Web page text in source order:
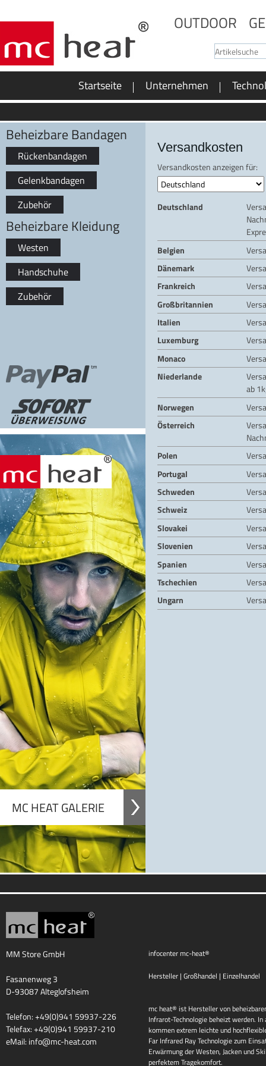
OUTDOOR
Startseite Unternehmen
Versandkosten
Versandkosten anzeigen für:
Deutschland
Belgien
Dänemark
Frankreich
Großbritannien
Italien
Luxemburg
Monaco
Niederlande
ab
Norwegen
Österreich
Polen
Portugal
Schweden
Schweiz
Slovakei
Slovenien
Spanien
Tschechien
Ungarn
Beheizbare Bandagen
Rückenbandagen
Gelenkbandagen
Zubehör
Beheizbare Kleidung
Westen
Handschuhe
Zubehör
MC HEAT GALERIE
MM Store GmbH
Fasanenweg 3
D-93087 Alteglofsheim
Telefon: +49(0)941 59937-226
Telefax: +49(0)941 59937-210
eMail: info@mc-heat.com
infocenter mc-heat®
Hersteller | Großhandel | Einzelhandel
mc heat® ist Hersteller von
Infrarot-Technologie beheizt werden.
kommen extrem leichte und
Far Infrared Ray Technologie zum
Erwärmung der Westen, Jacken und
perfektem Tragekomfort.